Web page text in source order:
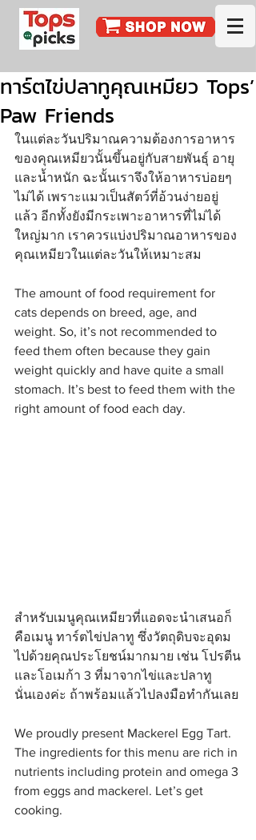
ทาร์ตไข่ปลาทูคุณเหมียว Tops’
Paw Friends
ในแต่ละวันปริมาณความต้องการอาหาร
ของคุณเหมียวนั้นขึ้นอยู่กับสายพันธุ์ อายุ
และน้ำหนัก ฉะนั้นเราจึงให้อาหารบ่อยๆ
ไม่ได้ เพราะแมวเป็นสัตว์ที่อ้วนง่ายอยู่
แล้ว อีกทั้งยังมีกระเพาะอาหารที่ไม่ได้
ใหญ่มาก เราควรแบ่งปริมาณอาหารของ
คุณเหมียวในแต่ละวันให้เหมาะสม
The amount of food requirement for
cats depends on breed, age, and
weight. So, it’s not recommended to
feed them often because they gain
weight quickly and have quite a small
stomach. It’s best to feed them with the
right amount of food each day.
สำหรับเมนูคุณเหมียวที่แอดจะนำเสนอก็
คือเมนู ทาร์ตไข่ปลาทู ซึ่งวัตถุดิบจะอุดม
ไปด้วยคุณประโยชน์มากมาย เช่น โปรตีน
และโอเมก้า 3 ที่มาจากไข่และปลาทู
นั่นเองค่ะ ถ้าพร้อมแล้วไปลงมือทำกันเลย
We proudly present Mackerel Egg Tart.
The ingredients for this menu are rich in
nutrients including protein and omega 3
from eggs and mackerel. Let’s get
cooking.